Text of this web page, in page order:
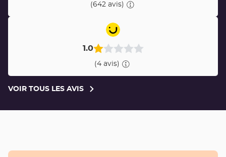
(642 avis)
1.0
(4 avis)
VOIR TOUS LES AVIS
VOIR